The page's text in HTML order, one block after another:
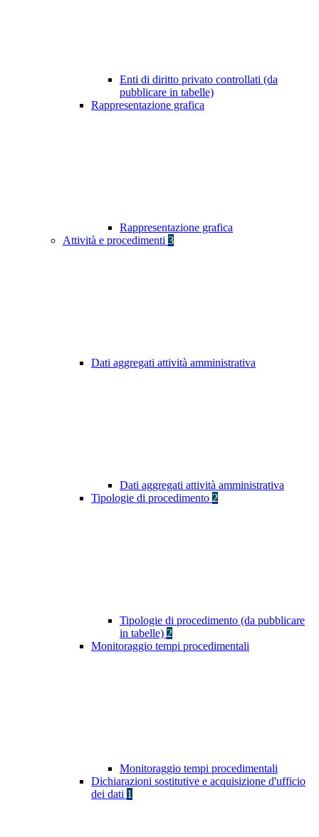
Enti di diritto privato controllati (da
pubblicare in tabelle)
Rappresentazione grafica
Rappresentazione grafica
Attività e procedimenti 3
Dati aggregati attività amministrativa
Dati aggregati attività amministrativa
Tipologie di procedimento 2
Tipologie di procedimento (da pubblicare
in tabelle) 2
Monitoraggio tempi procedimentali
Monitoraggio tempi procedimentali
Dichiarazioni sostitutive e acquisizione d'ufficio
dei dati 1